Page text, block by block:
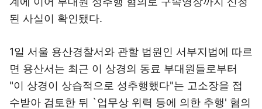
된 사실이 확인됐다.
1일 서울 용산경찰서와 관할 법원인 서부지법에 따르
면 용산서는 최근 이 상경의 동료 부대원들로부터
"이 상경이 상습적으로 성추행했다"는 고소장을 접
수받아 검토한 뒤 `업무상 위력 등에 의한 추행' 혐의